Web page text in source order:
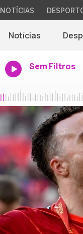
NOTÍCIAS
Notícias
Sem Filtros